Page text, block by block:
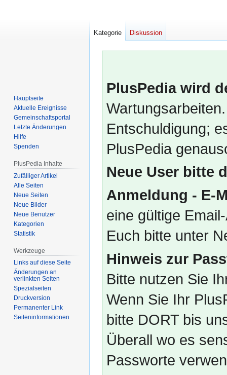
PlusPedia wird
Entschuldigung;
PlusPedia
Neue User bitte
Anmeldung - E-
eine gültige
Euch bitte unter
Hinweis zur
Bitte nutzen Sie
Wenn Sie Ihr
bitte DORT bis
Überall wo es
Passworte
Kategorie Diskussion
Hauptseite
Aktuelle Ereignisse
Gemeinschafts­portal
Letzte Änderungen
Hilfe
Spenden
PlusPedia Inhalte
Zufälliger Artikel
Alle Seiten
Neue Seiten
Neue Bilder
Neue Benutzer
Kategorien
Statistik
Werkzeuge
Links auf diese Seite
Änderungen an
verlinkten Seiten
Spezialseiten
Druckversion
Permanenter Link
Seiten­­informationen